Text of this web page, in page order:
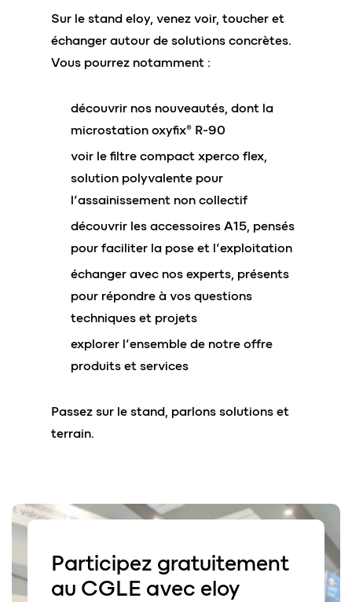
Sur le stand eloy, venez voir, toucher et
échanger autour de solutions concrètes.
Vous pourrez notamment :
découvrir nos nouveautés, dont la
microstation oxyfix® R-90
voir le filtre compact xperco flex,
solution polyvalente pour
l’assainissement non collectif
découvrir les accessoires A15, pensés
pour faciliter la pose et l’exploitation
échanger avec nos experts, présents
pour répondre à vos questions
techniques et projets
explorer l’ensemble de notre offre
produits et services
Passez sur le stand, parlons solutions et
terrain.
Participez gratuitement
au CGLE avec eloy